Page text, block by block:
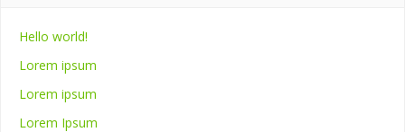
Hello world!
Lorem ipsum
Lorem ipsum
Lorem Ipsum